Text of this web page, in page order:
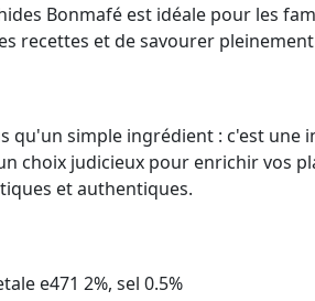
Bonmafé est idéale pour les
recettes et de savourer
qu'un simple ingrédient : c'est
choix judicieux pour enrichir vos
et authentiques.
e471 2%, sel 0.5%